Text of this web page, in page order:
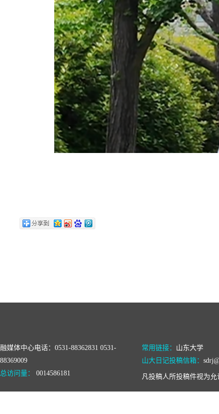
融媒体中心电话：0531-88362831 0531-
88369009
常用链接： 山东大学
山大日记投稿信箱：
总访问量：
0014586181 凡投稿人所投稿件视为